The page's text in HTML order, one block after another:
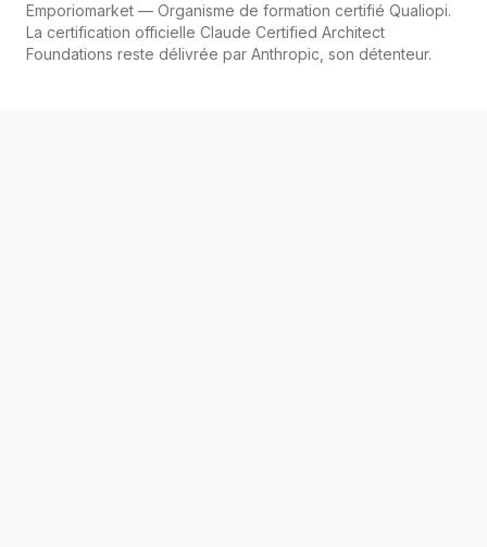
Emporiomarket — Organisme de formation certifié Qualiopi.
La certification officielle Claude Certified Architect
Foundations reste délivrée par Anthropic, son détenteur.